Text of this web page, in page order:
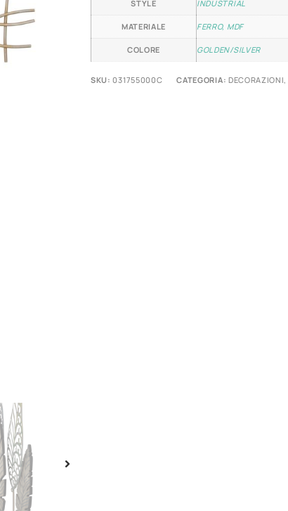
STYLE INDUSTRIAL
MATERIALE FERRO, MDF
COLORE GOLDEN/SILVER
SKU:031755000C CATEGORIA: DECORAZIONI